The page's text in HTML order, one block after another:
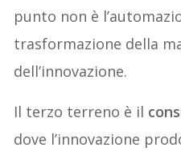
punto non è
trasformazione della
dell’innovazione.
Il terzo terreno è il
dove l’innovazione